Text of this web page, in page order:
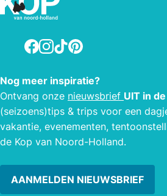
dit type priesteropleiding
volgt: internationaal,
missionair. Tijdens Open
Monumentendag heeft het
rondleidingen gegeven.
Facebook
Instagram
TikTokPinterest
Nog meer inspiratie?
Ontvang onze nieuwsbrief UIT in de
(seizoens)tips & trips voor een
vakantie, evenementen,
de Kop van Noord-Holland.
AANMELDEN NIEUWSBRIEF